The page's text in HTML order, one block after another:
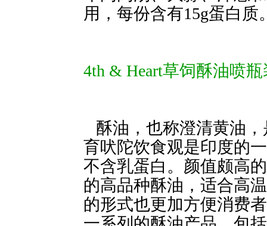
用，每份含有15g蛋白质
4th & Heart草饲酥油喷瓶
 酥油，也称澄清
育吠陀饮食观是印度的
不含乳蛋白。颜值颇高
的高品种酥油，适合高
的形式也更加方便消费